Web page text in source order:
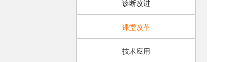
诊断改进
课堂改革
技术应用